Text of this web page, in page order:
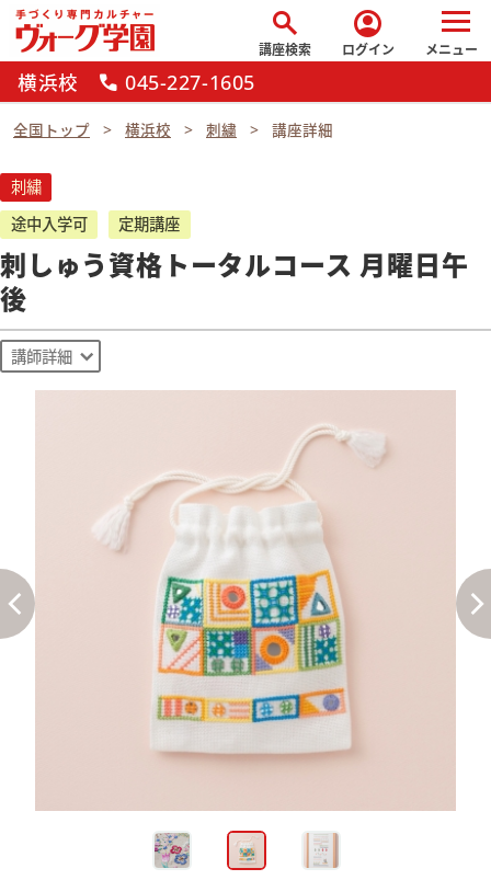
search
講座検索
account_circle
ログイン メニュー
横浜校 call 045-227-1605
全国トップ 横浜校 刺繍 講座詳細
刺繍
途中入学可
定期講座
刺しゅう資格トータルコース 月曜日午
後
講師詳細